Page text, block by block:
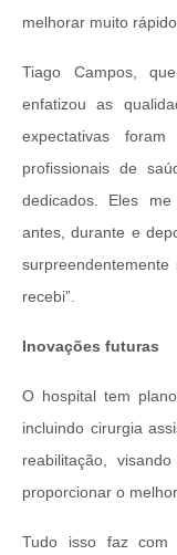
melhorar muito
Tiago Campos,
enfatizou as
expectativas
profissionais de
dedicados. Eles
antes, durante e
recebi”.
Inovações futuras
O hospital tem
incluindo cirurgia
reabilitação,
proporcionar o
Tudo isso faz